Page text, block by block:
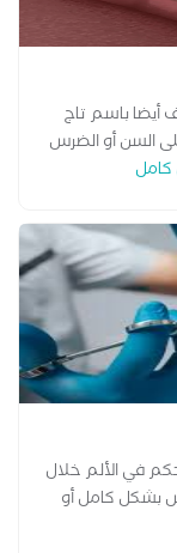
أيضا باسم تاج
السن أو الضرس
كامل
في الألم خلال
بشكل كامل أو